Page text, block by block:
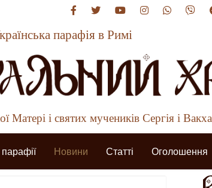
парафія в Римі
Матері і святих мучеників Сергія і Вакха
Новини Статті Оголошення